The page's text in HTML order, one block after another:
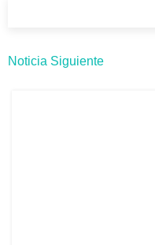
Noticia Siguiente